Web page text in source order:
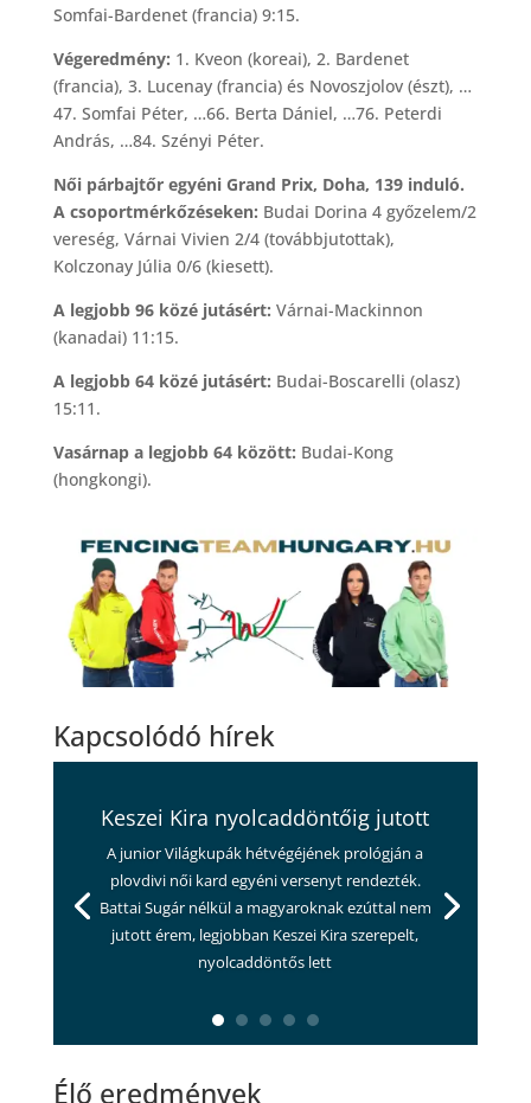
Somfai-Bardenet (francia) 9:15.
Végeredmény: 1. Kveon (koreai), 2. Bardenet
(francia), 3. Lucenay (francia) és Novoszjolov (észt), …
47. Somfai Péter, …66. Berta Dániel, …76. Peterdi
András, …84. Szényi Péter.
Női párbajtőr egyéni Grand Prix, Doha, 139 induló.
A csoportmérkőzéseken: Budai Dorina 4 győzelem/2
vereség, Várnai Vivien 2/4 (továbbjutottak),
Kolczonay Júlia 0/6 (kiesett).
A legjobb 96 közé jutásért: Várnai-Mackinnon
(kanadai) 11:15.
A legjobb 64 közé jutásért: Budai-Boscarelli (olasz)
15:11.
Vasárnap a legjobb 64 között: Budai-Kong
(hongkongi).
Kapcsolódó hírek
Keszei Kira nyolcaddöntőig jutott
A junior Világkupák hétvégéjének prológján a
plovdivi női kard egyéni versenyt rendezték.
Battai Sugár nélkül a magyaroknak ezúttal nem
jutott érem, legjobban Keszei Kira szerepelt,
nyolcaddöntős lett
Élő eredmények